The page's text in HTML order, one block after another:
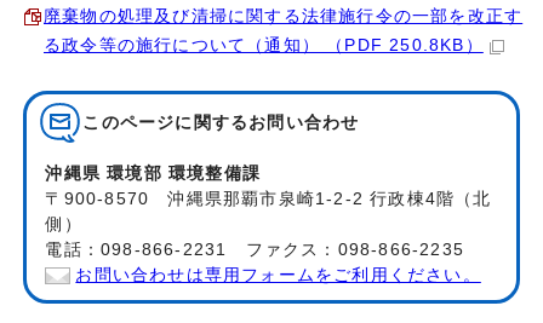
廃棄物の処理及び清掃に関する法律施行令の一部を改正す
る政令等の施行について（通知） （PDF 250.8KB）
このページに関する お問い合わせ
沖縄県 環境部 環境整備課
〒900-8570 沖縄県那覇市泉崎1-2-2 行政棟4階（北
側）
電話：098-866-2231 ファクス：098-866-2235
お問い合わせは専用フォームをご利用ください。